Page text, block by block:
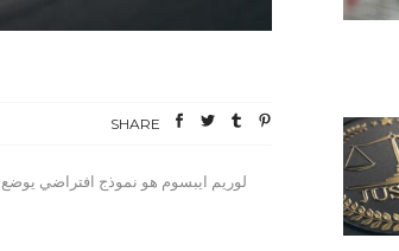
SHARE
لوريم ايبسوم هو نموذج افتراضي